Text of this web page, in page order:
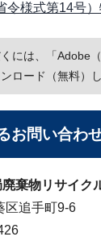
令様式第14号
には、「Adobe
ロード（無料）
お問い合わ
棄物リサイク
追手町9-6